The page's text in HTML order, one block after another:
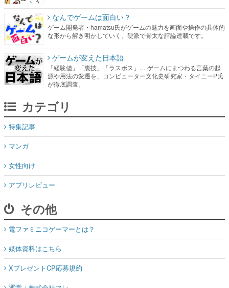
なんでゲームは面白い？
ゲーム開発者・hamatsu氏がゲームの魅力を画面や操作の具体的
な形から解き明かしていく、硬派で骨太な評論連載です。
ゲームが変えた日本語
「経験値」「裏技」「ラスボス」… ゲームにまつわる言葉の起
源や用法の変遷を、コンピューター文化史研究家・タイニーP氏
が徹底調査。
カテゴリ
特集記事
マンガ
女性向け
アプリレビュー
その他
電ファミニコゲーマーとは？
媒体資料はこちら
XプレゼントCP応募規約